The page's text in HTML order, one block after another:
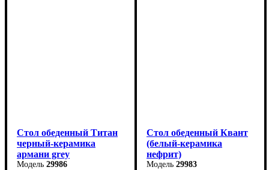
Стол обеденный Титан
черный-керамика
армани grey
29986
Стол обеденный Квант
(белый-керамика
нефрит)
29983